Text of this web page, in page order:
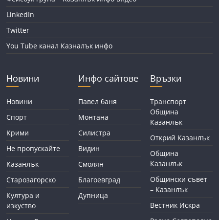
LinkedIn
Twitter
You Tube канал Казналък инфо
Новини
Новини
Спорт
Крими
Не пропускайте
Казанлък
Старозагорско
Култура и
изкуство
Инфо сайтове
Павел баня
Монтана
Силистра
Видин
Смолян
Благоевград
Дупница
Връзки
Транспорт
Община
Казанлък
Открий Казанлък
Община
Казанлък
Общински съвет
– Казанлък
Вестник Искра